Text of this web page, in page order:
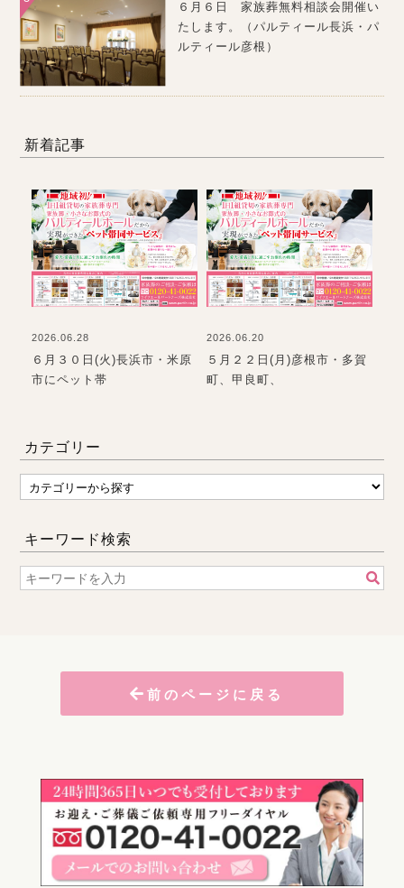
６月６日 家族葬無料相談会開催い
たします。（パルティール長浜・パ
ルティール彦根）
新着記事
2026.06.28
６月３０日(火)長浜市・米原
市にペット帯
2026.06.20
５月２２日(月)彦根市・多賀
町、甲良町、
カテゴリー
キーワード検索
前のページに戻る